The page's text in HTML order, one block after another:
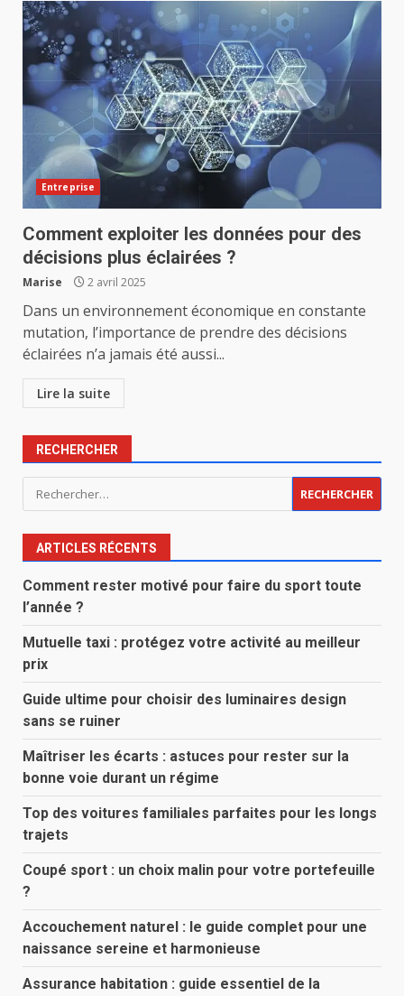
Entreprise
Comment exploiter les données pour des
décisions plus éclairées ?
Marise 2 avril 2025
Dans un environnement économique en constante
mutation, l’importance de prendre des décisions
éclairées n’a jamais été aussi...
Lire la suite
RECHERCHER
Rechercher :
ARTICLES RÉCENTS
Comment rester motivé pour faire du sport toute
l’année ?
Mutuelle taxi : protégez votre activité au meilleur
prix
Guide ultime pour choisir des luminaires design
sans se ruiner
Maîtriser les écarts : astuces pour rester sur la
bonne voie durant un régime
Top des voitures familiales parfaites pour les longs
trajets
Coupé sport : un choix malin pour votre portefeuille
?
Accouchement naturel : le guide complet pour une
naissance sereine et harmonieuse
Assurance habitation : guide essentiel de la